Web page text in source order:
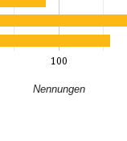
100
Nennungen